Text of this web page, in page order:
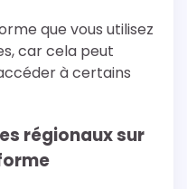
que vous utilisez
car cela peut
à certains
régionaux sur